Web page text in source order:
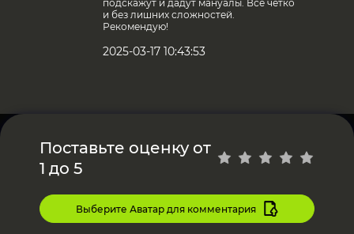
подскажут и дадут мануалы. Все четко
и без лишних сложностей.
Рекомендую!
2025-03-17 10:43:53
Поставьте оценку от
1 до 5
Выберите Аватар для комментария